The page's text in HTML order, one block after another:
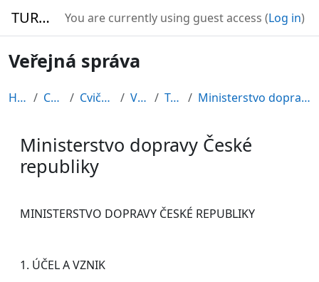
TURBO You are currently using guest access (Log in)
Veřejná správa
Home Courses Cvičné kurzy VS2010 Topic 3 Ministerstvo dopravy České republiky
Ministerstvo dopravy České
republiky
MINISTERSTVO DOPRAVY ČESKÉ REPUBLIKY
1. ÚČEL A VZNIK